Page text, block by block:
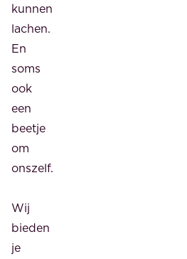
kunnen
lachen.
En
soms
ook
een
beetje
om
onszelf.
Wij
bieden
je